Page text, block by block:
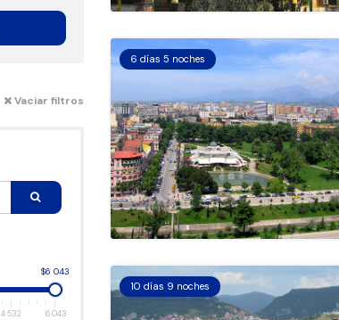
Vaciar filtros
$6 043
4 532 6 043
6 días 5 noches
10 días 9 noches